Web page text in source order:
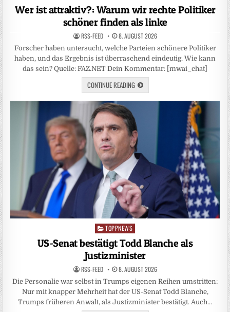
in
Wer ist attraktiv?: Warum wir rechte Politiker
schöner finden als linke
RSS-FEED 8. AUGUST 2026
Forscher haben untersucht, welche Parteien schönere Politiker
haben, und das Ergebnis ist überraschend eindeutig. Wie kann
das sein? Quelle: FAZ.NET Dein Kommentar: [mwai_chat]
CONTINUE READING
Posted
in
TOPPNEWS
US-Senat bestätigt Todd Blanche als
Justizminister
RSS-FEED 8. AUGUST 2026
Die Personalie war selbst in Trumps eigenen Reihen umstritten:
Nur mit knapper Mehrheit hat der US-Senat Todd Blanche,
Trumps früheren Anwalt, als Justizminister bestätigt. Auch…